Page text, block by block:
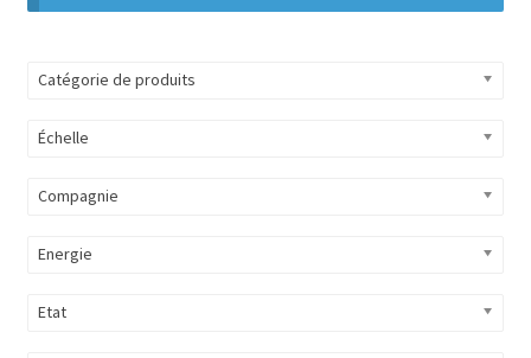
Catégorie de produits
Échelle
Compagnie
Energie
Etat